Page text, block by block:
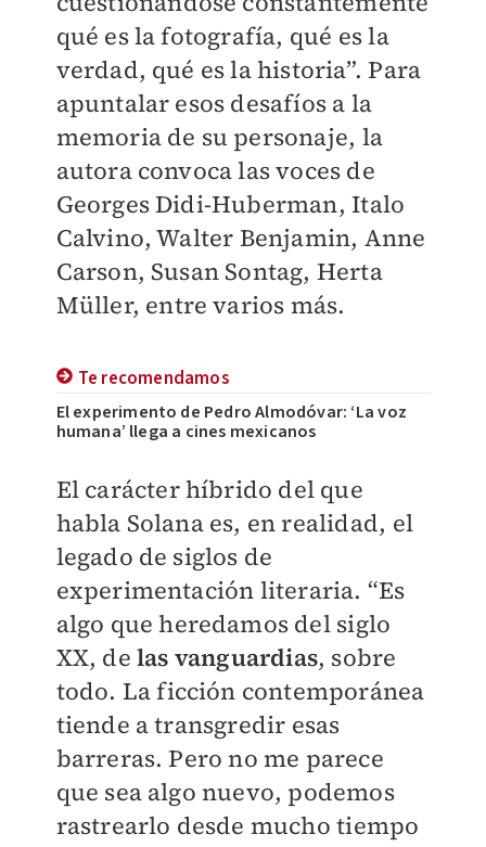
qué es la fotografía, qué es la
verdad, qué es la historia”. Para
apuntalar esos desafíos a la
memoria de su personaje, la
autora convoca las voces de
Georges Didi-Huberman, Italo
Calvino, Walter Benjamin, Anne
Carson, Susan Sontag, Herta
Müller, entre varios más.
Te recomendamos
El experimento de Pedro Almodóvar: ‘La voz
humana’ llega a cines mexicanos
El carácter híbrido del que
habla Solana es, en realidad, el
legado de siglos de
experimentación literaria. “Es
algo que heredamos del siglo
XX, de las vanguardias, sobre
todo. La ficción contemporánea
tiende a transgredir esas
barreras. Pero no me parece
que sea algo nuevo, podemos
rastrearlo desde mucho tiempo